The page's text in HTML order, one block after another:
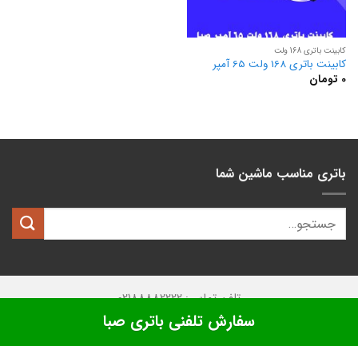
کابینت باتری 168 ولت
کابینت باتری 168 ولت 65 آمپر
0 تومان
باتری مناسب ماشین شما
تلفن تماس: 02188882222
تمامی حقوق این وبسایت متعلق بهکیان باتری
سفارش تلفنی باتری صبا